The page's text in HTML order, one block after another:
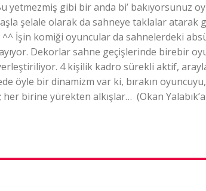
yetmezmiş gibi bir anda bi’ bakıyorsunuz
şelale olarak da sahneye taklalar
İşin komiği oyuncular da sahnelerdeki
Dekorlar sahne geçişlerinde birebir
4 kişilik kadro sürekli aktif,
öyle bir dinamizm var ki, bırakın
birine yürekten alkışlar… (Okan Yalabık’a